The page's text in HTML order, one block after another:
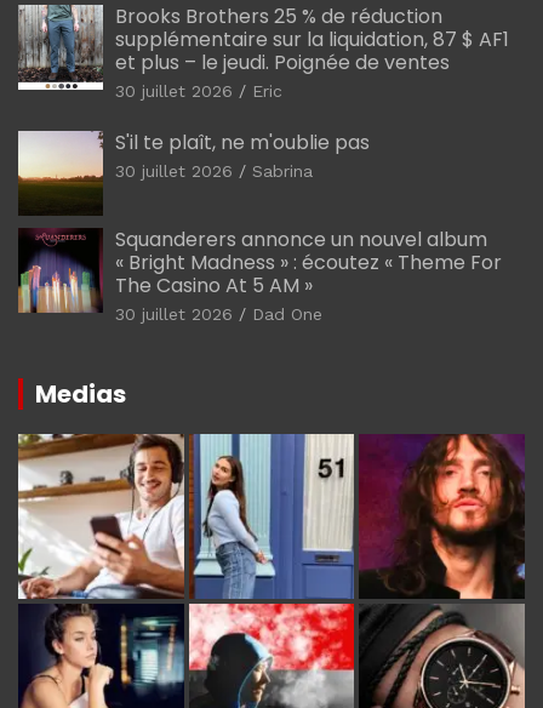
Brooks Brothers 25 % de réduction
supplémentaire sur la liquidation, 87 $ AF1
et plus – le jeudi. Poignée de ventes
30 juillet 2026 Eric
S'il te plaît, ne m'oublie pas
30 juillet 2026 Sabrina
Squanderers annonce un nouvel album
« Bright Madness » : écoutez « Theme For
The Casino At 5 AM »
30 juillet 2026 Dad One
Medias